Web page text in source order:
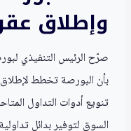
وإطلاق
صرّح الرئيس التنفيذي
بأن البورصة تخطط
تنويع أدوات التداول
السوق لتوفير بدائل